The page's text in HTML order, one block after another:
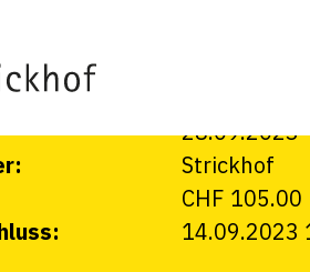
–
So bleiben Ihre Schuhe
28.09.2023
Strickhof
CHF 105.00
14.09.2023